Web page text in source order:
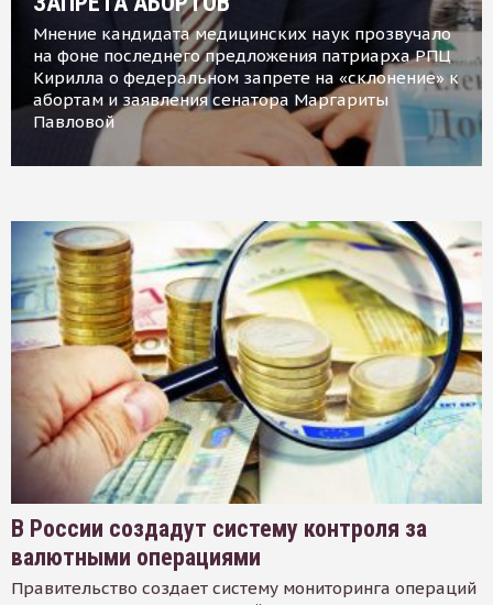
Мнение кандидата медицинских наук прозвучало
на фоне последнего предложения патриарха РПЦ
Кирилла о федеральном запрете на «склонение» к
абортам и заявления сенатора Маргариты
Павловой
В России создадут систему контроля за
валютными операциями
Правительство создает систему мониторинга операций